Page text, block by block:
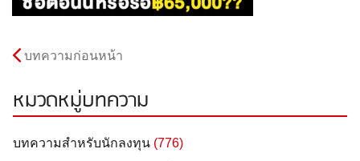
บทความก่อนหน้า
หมวดหมู่บทความ
บทความสำหรับนักลงทุน (776)